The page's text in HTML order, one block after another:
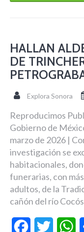
HALLAN
DE
Explora Sonora
Reproducimos
Gobierno de
marzo de 2026 |
investigación se
habitacionales,
funerarias, con
adultos, de la
cañón del río
FacebookTwitter